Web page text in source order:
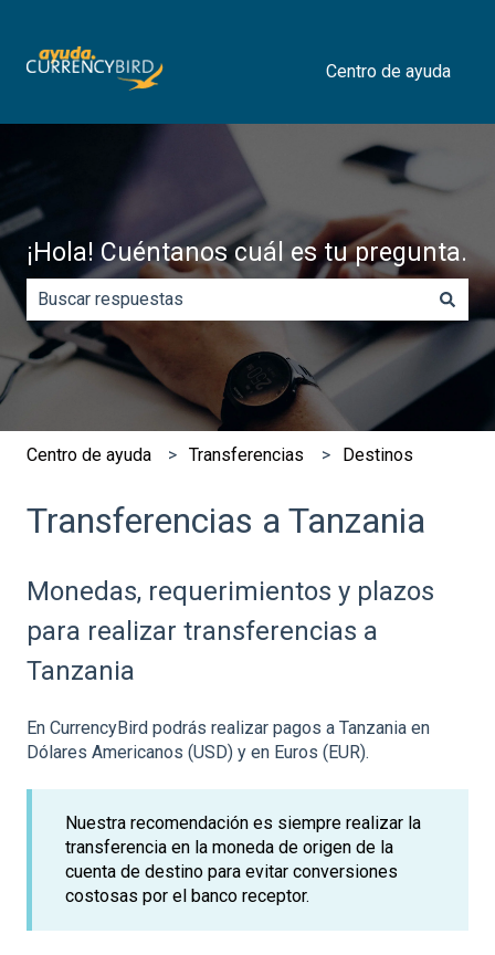
Centro de ayuda
¡Hola! Cuéntanos cuál es tu pregunta.
No hay sugerencias porque el campo de búsqueda está
​Centro de ayuda Transferencias Destinos
Transferencias a Tanzania
Monedas, requerimientos y plazos
para realizar transferencias a
Tanzania
En CurrencyBird podrás realizar pagos a Tanzania en
Dólares Americanos (USD) y en Euros (EUR).
Nuestra recomendación es siempre realizar la
transferencia en la moneda de origen de la
cuenta de destino para evitar conversiones
costosas por el banco receptor.